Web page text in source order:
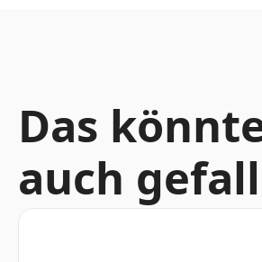
Das
auch